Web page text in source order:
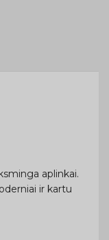
aplinkai.
ir kartu